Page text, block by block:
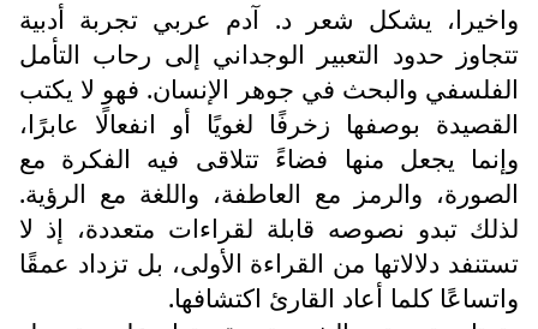
واخيرا، يشكل شعر د. آدم عربي تجربة أدبية
تتجاوز حدود التعبير الوجداني إلى رحاب التأمل
الفلسفي والبحث في جوهر الإنسان. فهو لا يكتب
القصيدة بوصفها زخرفًا لغويًا أو انفعالًا عابرًا،
وإنما يجعل منها فضاءً تتلاقى فيه الفكرة مع
الصورة، والرمز مع العاطفة، واللغة مع الرؤية.
لذلك تبدو نصوصه قابلة لقراءات متعددة، إذ لا
تستنفد دلالاتها من القراءة الأولى، بل تزداد عمقًا
واتساعًا كلما أعاد القارئ اكتشافها.